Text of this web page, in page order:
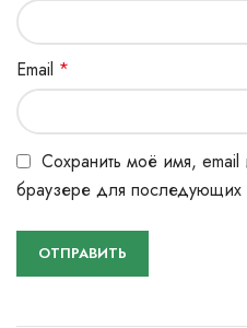
Email *
Сохранить моё имя, email
браузере для последующих